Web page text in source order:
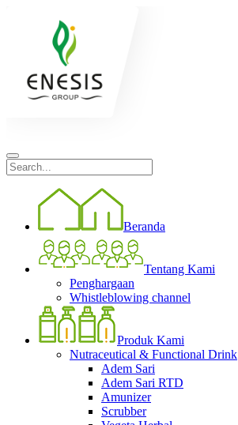
Beranda
Tentang Kami
Penghargaan
Whistleblowing channel
Produk Kami
Nutraceutical & Functional Drink
Adem Sari
Adem Sari RTD
Amunizer
Scrubber